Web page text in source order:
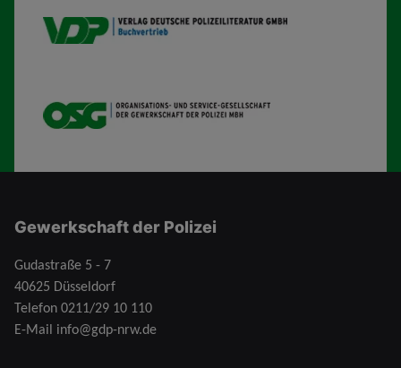
VDP B
OSG
Gewerkschaft der Polizei
Gudastraße 5 - 7
40625 Düsseldorf
Telefon 0211/29 10 110
E-Mail info@gdp-nrw.de